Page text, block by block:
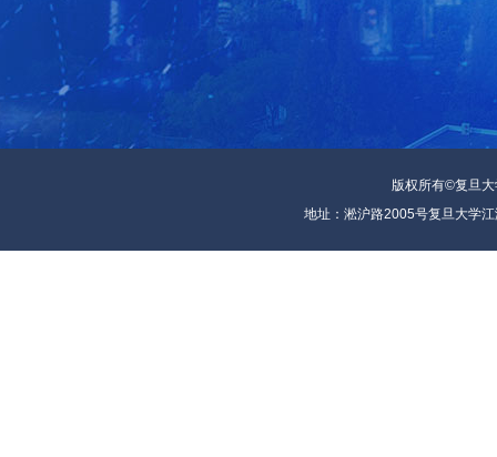
版权所有©复旦
地址：淞沪路2005号复旦大学